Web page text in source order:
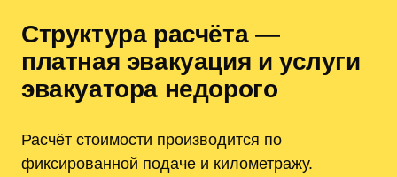
Структура расчёта —
платная эвакуация и услуги
эвакуатора недорого
Расчёт стоимости производится по
фиксированной подаче и километражу.